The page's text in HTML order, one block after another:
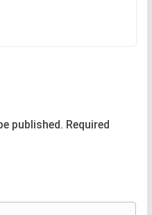
published. Required